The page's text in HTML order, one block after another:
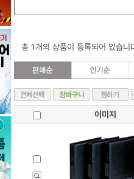
총 1개의 상품이 등록되어 있습니
이미지